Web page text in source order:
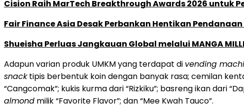
Cision Raih MarTech Breakthrough Awards 2026 untuk
Fair Finance Asia Desak Perbankan Hentikan
Shueisha Perluas Jangkauan Global melalui MANGA
Adapun varian produk UMKM yang terdapat di vending
snacktipis berbentuk koin dengan banyak rasa; cemilan
“Cangcomak”; kukis kurma dari “Rizkiku”; basreng ikan dari
almond milik “Favorite Flavor”; dan “Mee Kwah Tauco”.